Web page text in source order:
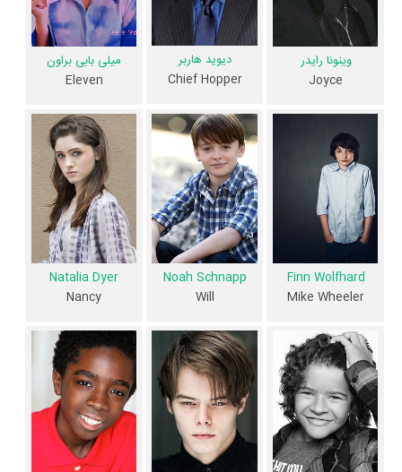
همگی درگیر معمای گم شدن این پسر هستند. اهالی شهر بعد از مدتی متوجه
می شوند دولت، نیروهای ماورای طبیعی و یک دختر کوچک در گم شدن پسر
دست داشته اند... »
سریال اتفاقات عجیب و کارنامه فعالیت کارگردان و بازیگران
از نظر تاریخچه فعالیت کارگردان و بازیگران سریال اتفاقات عجیب نیز آمارها و
نکات جذابی را می‌توان بیان کرد. براساس آمارها سریال اتفاقات عجیب به طور
متوسط فعالیت 5ام بازیگران این اثر است. براساس امتیاز مردم سریال اتفاقات
عجیب بهترین اثر
چارلی هیتون،راس پارتریدج، Tobias Jelinek، Rob
Morgan،کاترین دایر، Mark Steger،Pete Burris،Stefanie Butler ،
Ron Roggé،Aimee Mullins،Chris Sullivan
David Dwyerو یکی از
بازیگری محسوب می‌شود.
براساس امتیاز مردم سریال اتفاقات عجیب بهترین اثر
Shawn Levyدر حرفه
کارگردانی محسوب می‌شود.
40 تن از بازیگران اتفاقات عجیب، اولین فعالیت جدی بازیگری خود را در این
اثر تجربه کرده‌اند، در واقع در اتفاقات عجیب 40 سریال اولی بوده‌اند:
ملی بابی
وینونا رایدر
Joyce
دیوید هاربر
Chief Hopper
میلی بابی براون
Eleven
Finn Wolfhard
Mike Wheeler
Noah Schnapp
Will
Natalia Dyer
Nancy